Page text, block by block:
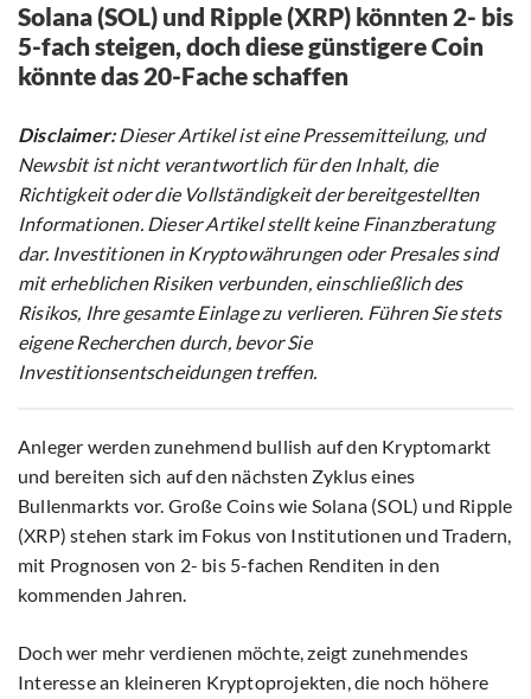
Solana (SOL) und Ripple (XRP) könnten 2- bis
5-fach steigen, doch diese günstigere Coin
könnte das 20-Fache schaffen
Disclaimer:Dieser Artikel ist eine Pressemitteilung, und
Newsbit ist nicht verantwortlich für den Inhalt, die
Richtigkeit oder die Vollständigkeit der bereitgestellten
Informationen. Dieser Artikel stellt keine Finanzberatung
dar. Investitionen in Kryptowährungen oder Presales sind
mit erheblichen Risiken verbunden, einschließlich des
Risikos, Ihre gesamte Einlage zu verlieren. Führen Sie stets
eigene Recherchen durch, bevor Sie
Investitionsentscheidungen treffen.
Anleger werden zunehmend bullish auf den Kryptomarkt
und bereiten sich auf den nächsten Zyklus eines
Bullenmarkts vor. Große Coins wie Solana (SOL) und Ripple
(XRP) stehen stark im Fokus von Institutionen und Tradern,
mit Prognosen von 2- bis 5-fachen Renditen in den
kommenden Jahren.
Doch wer mehr verdienen möchte, zeigt zunehmendes
Interesse an kleineren Kryptoprojekten, die noch höhere